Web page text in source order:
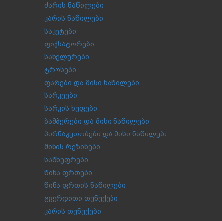
ძარის ნაწილები
კარის ნაწილები
საკეტები
ფიქსატორები
სახელურები
ტროსები
ფარები და მისი ნაწილები
სარკეები
სარკის ხუფები
ბამპერები და მისი ნაწილები
პირნაკეთობები და მისი ნაწილები
მინის რეზინები
საშხეფრები
წინა ფრთები
წინა ფრთის ნაწილები
გვერდითი თუნუქები
კარის თუნუქები